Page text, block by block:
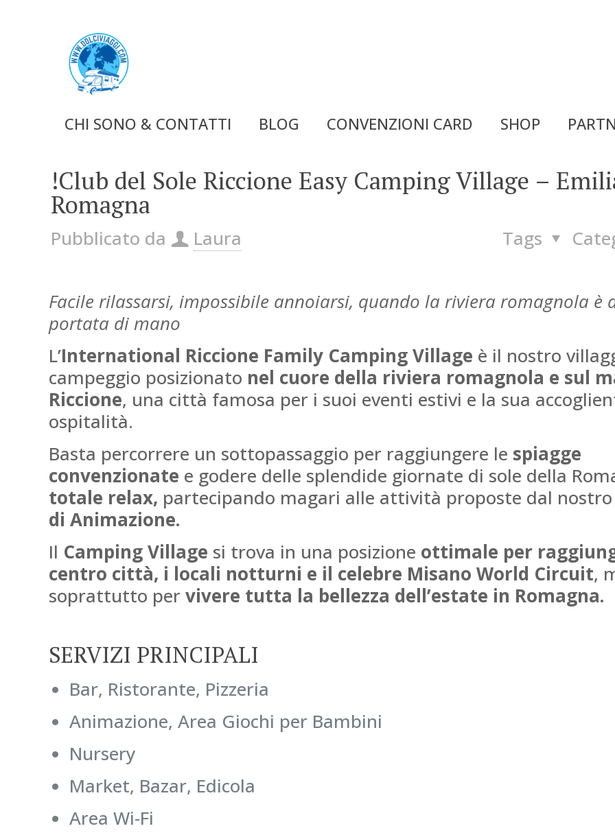
CHI SONO & CONTATTI BLOG CONVENZIONI CARD SHOP
!Club del Sole Riccione Easy Camping Village –
Romagna
Pubblicato da Laura Tags
Facile rilassarsi, impossibile annoiarsi, quando la riviera romagnola è
portata di mano
L’International Riccione Family Camping Village è il nostro
campeggio posizionato nel cuore della riviera romagnola e sul
Riccione, una città famosa per i suoi eventi estivi e la sua
ospitalità.
Basta percorrere un sottopassaggio per raggiungere le spiagge
convenzionate e godere delle splendide giornate di sole della
totale relax, partecipando magari alle attività proposte dal nostro
di Animazione.
Il Camping Village si trova in una posizione ottimale per
centro città, i locali notturni e il celebre Misano World Circuit,
soprattutto pervivere tutta la bellezza dell’estate in Romagna.
SERVIZI PRINCIPALI
Bar, Ristorante, Pizzeria
Animazione, Area Giochi per Bambini
Nursery
Market, Bazar, Edicola
Area Wi-Fi
Un
alle
figli
molto